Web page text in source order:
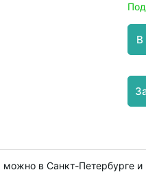
В
в Санкт-Петербурге